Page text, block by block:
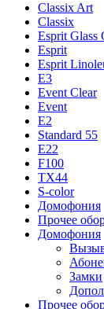
Classix Art
Classix
Esprit Glass
Esprit
Esprit
E3
Event Clear
Event
E2
Standard 55
E22
F100
TX44
S-color
Домофония
Прочее
Домофония
Замки
Прочее